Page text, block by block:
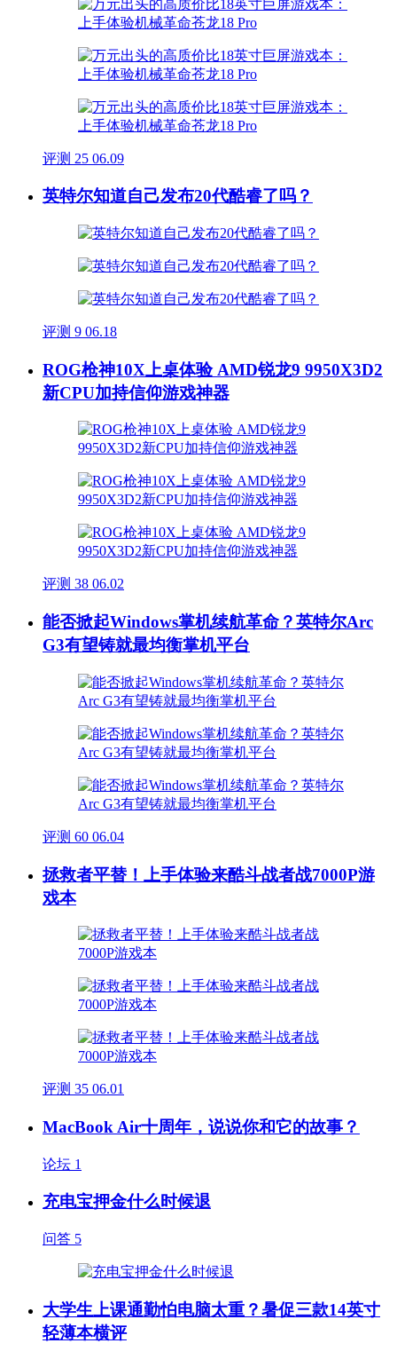
评测 25 06.09
英特尔知道自己发布20代酷睿了吗？
评测 9 06.18
ROG枪神10X上桌体验 AMD锐龙9 9950X3D2
新CPU加持信仰游戏神器
评测 38 06.02
能否掀起Windows掌机续航革命？英特尔Arc
G3有望铸就最均衡掌机平台
评测 60 06.04
拯救者平替！上手体验来酷斗战者战7000P游
戏本
评测 35 06.01
MacBook Air十周年，说说你和它的故事？
论坛 1
充电宝押金什么时候退
问答 5
大学生上课通勤怕电脑太重？暑促三款14英寸
轻薄本横评